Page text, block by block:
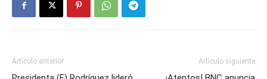
Artículo anterior Artículo siguiente